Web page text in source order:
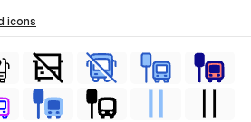
icons